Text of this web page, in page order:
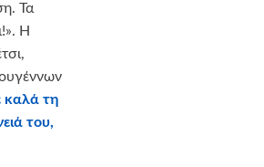
Τα
Η
καλά τη
του,